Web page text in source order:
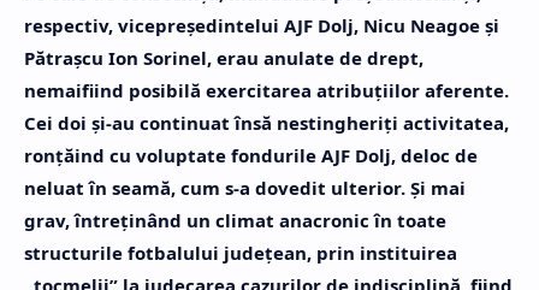
respectiv, vicepreşedintelui AJF Dolj, Nicu Neagoe şi
Pătraşcu Ion Sorinel, erau anulate de drept,
nemaifiind posibilă exercitarea atribuţiilor aferente.
Cei doi şi-au continuat însă nestingheriţi activitatea,
ronţăind cu voluptate fondurile AJF Dolj, deloc de
neluat în seamă, cum s-a dovedit ulterior. Şi mai
grav, întreţinând un climat anacronic în toate
structurile fotbalului judeţean, prin instituirea
„tocmelii” la judecarea cazurilor de indisciplină, fiind